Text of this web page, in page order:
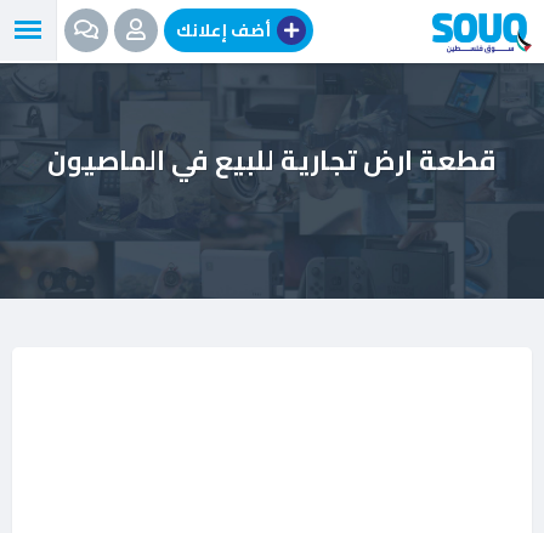
انتقل
إلى
المحتوى
أضف إعلانك
قطعة ارض تجارية للبيع في الماصيون